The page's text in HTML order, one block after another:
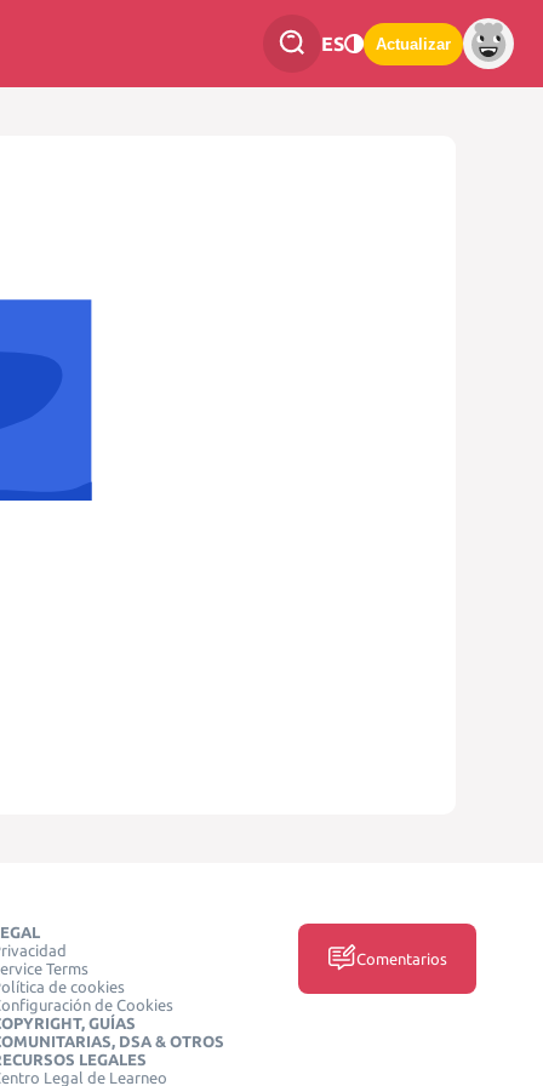
ES Actualizar
Terms
de cookies
de Cookies
GUÍAS
DSA & OTROS
LEGALES
Legal de Learneo
Comentarios